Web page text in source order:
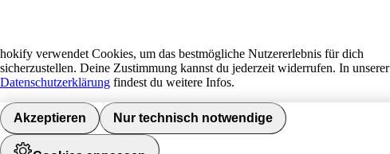
S
NAVIGATION
hokify verwendet Cookies, um das bestmögliche Nutzererlebnis für dich
sicherzustellen. Deine Zustimmung kannst du jederzeit widerrufen. In unserer
Datenschutzerklärung findest du weitere Infos.
Akzeptieren Nur technisch notwendige